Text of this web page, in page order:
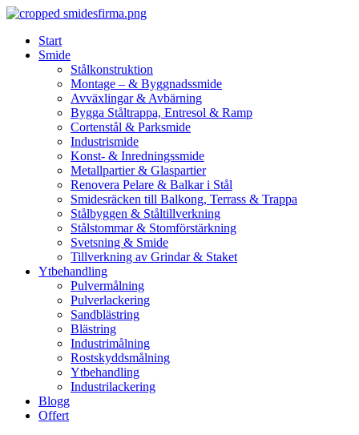
Skip
contentStart
Smide
Stålkonstruktion
Montage – & Byggnadssmide
Avväxlingar & Avbärning
Bygga Ståltrappa, Entresol & Ramp
Cortenstål & Parksmide
Industrismide
Konst- & Inredningssmide
Metallpartier & Glaspartier
Renovera Pelare & Balkar i Stål
Smidesräcken till Balkong, Terrass & Trappa
Stålbyggen & Ståltillverkning
Stålstommar & Stomförstärkning
Svetsning & Smide
Tillverkning av Grindar & Staket
Ytbehandling
Pulvermålning
Pulverlackering
Sandblästring
Blästring
Industrimålning
Rostskyddsmålning
Ytbehandling
Industrilackering
Blogg
Offert